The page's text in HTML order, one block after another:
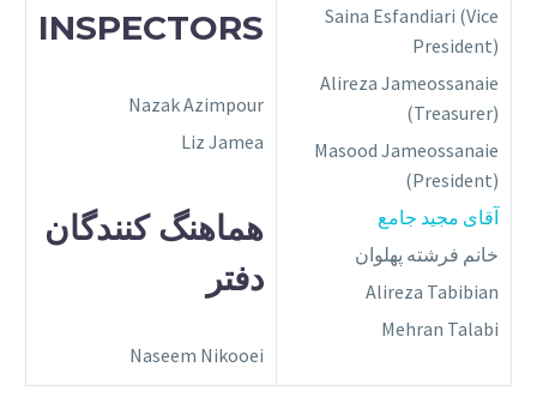
Saina Esfandiari (Vice
President)
Alireza Jameossanaie
(Treasurer)
Masood Jameossanaie
(President)
آقای مجید جامع
خانم فرشته پهلوان
Alireza Tabibian
Mehran Talabi
INSPECTORS
Nazak Azimpour
Liz Jamea
هماهنگ‌ کنندگان
دفتر
Naseem Nikooei